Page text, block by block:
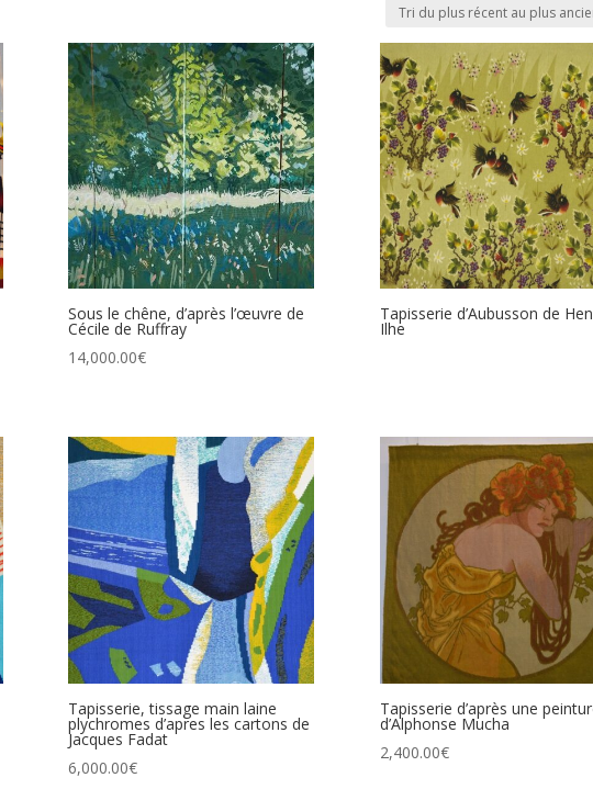
Sous le chêne, d’après l’œuvre de
Cécile de Ruffray
14,000.00€
Tapisserie d’Aubusson de
Ilhe
Tapisserie, tissage main laine
plychromes d’apres les cartons de
Jacques Fadat
6,000.00€
Tapisserie d’après une
d’Alphonse Mucha
2,400.00€